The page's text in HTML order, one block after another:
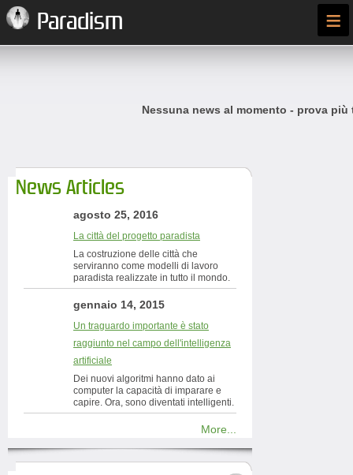
Paradism ≡
Nessuna news al momento - prova più
News Articles
agosto 25, 2016
La città del progetto paradista
La costruzione delle città che
serviranno come modelli di lavoro
paradista realizzate in tutto il mondo.
gennaio 14, 2015
Un traguardo importante è stato
raggiunto nel campo dell'intelligenza
artificiale
Dei nuovi algoritmi hanno dato ai
computer la capacità di imparare e
capire. Ora, sono diventati intelligenti.
More...